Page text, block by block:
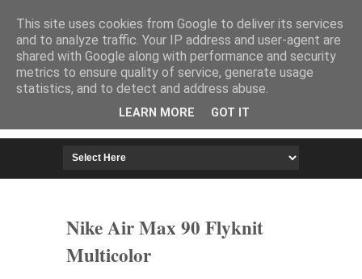
HOME IMPRESSUM
Nike Air Max 90 Flyknit
Multicolor
This site uses cookies from Google to deliver its services
and to analyze traffic. Your IP address and user-agent are
shared with Google along with performance and security
metrics to ensure quality of service, generate usage
statistics, and to detect and address abuse.
LEARN MORE GOT IT